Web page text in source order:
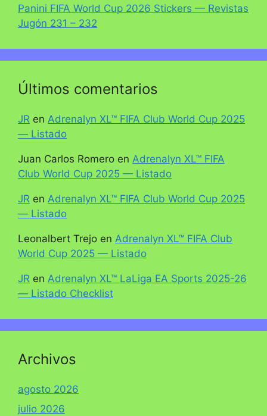
Panini FIFA World Cup 2026 Stickers — Revistas
Jugón 231 – 232
Últimos comentarios
JR en Adrenalyn XL™ FIFA Club World Cup 2025
— Listado
Juan Carlos Romero en Adrenalyn XL™ FIFA
Club World Cup 2025 — Listado
JR en Adrenalyn XL™ FIFA Club World Cup 2025
— Listado
Leonalbert Trejo en Adrenalyn XL™ FIFA Club
World Cup 2025 — Listado
JR en Adrenalyn XL™ LaLiga EA Sports 2025-26
— Listado Checklist
Archivos
agosto 2026
julio 2026